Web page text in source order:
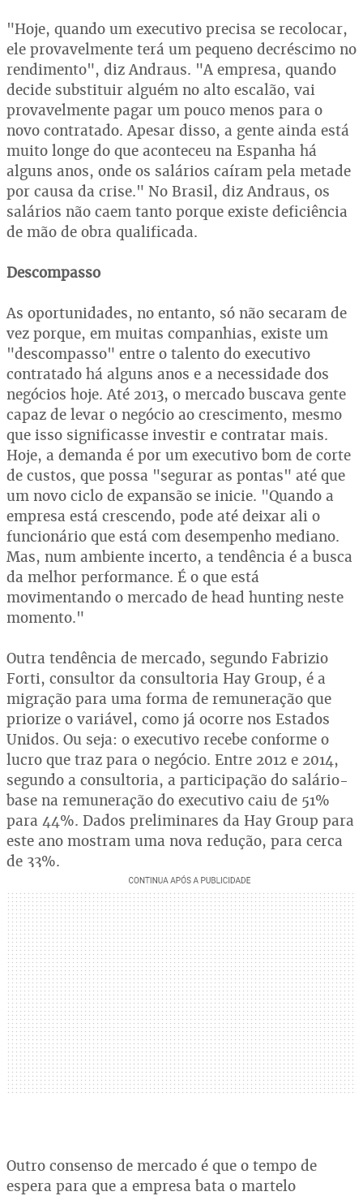
"Hoje, quando um executivo precisa se recolocar,
ele provavelmente terá um pequeno decréscimo no
rendimento", diz Andraus. "A empresa, quando
decide substituir alguém no alto escalão, vai
provavelmente pagar um pouco menos para o
novo contratado. Apesar disso, a gente ainda está
muito longe do que aconteceu na Espanha há
alguns anos, onde os salários caíram pela metade
por causa da crise." No Brasil, diz Andraus, os
salários não caem tanto porque existe deficiência
de mão de obra qualificada.
Descompasso
As oportunidades, no entanto, só não secaram de
vez porque, em muitas companhias, existe um
"descompasso" entre o talento do executivo
contratado há alguns anos e a necessidade dos
negócios hoje. Até 2013, o mercado buscava gente
capaz de levar o negócio ao crescimento, mesmo
que isso significasse investir e contratar mais.
Hoje, a demanda é por um executivo bom de corte
de custos, que possa "segurar as pontas" até que
um novo ciclo de expansão se inicie. "Quando a
empresa está crescendo, pode até deixar ali o
funcionário que está com desempenho mediano.
Mas, num ambiente incerto, a tendência é a busca
da melhor performance. É o que está
movimentando o mercado de head hunting neste
momento."
Outra tendência de mercado, segundo Fabrizio
Forti, consultor da consultoria Hay Group, é a
migração para uma forma de remuneração que
priorize o variável, como já ocorre nos Estados
Unidos. Ou seja: o executivo recebe conforme o
lucro que traz para o negócio. Entre 2012 e 2014,
segundo a consultoria, a participação do salário-
base na remuneração do executivo caiu de 51%
para 44%. Dados preliminares da Hay Group para
este ano mostram uma nova redução, para cerca
de 33%.
Outro consenso de mercado é que o tempo de
espera para que a empresa bata o martelo